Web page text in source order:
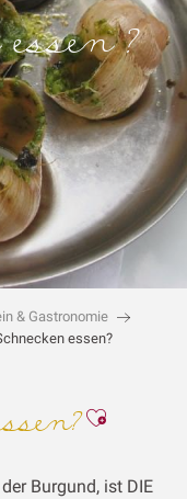
?
& Gastronomie
essen?
Burgund, ist DIE